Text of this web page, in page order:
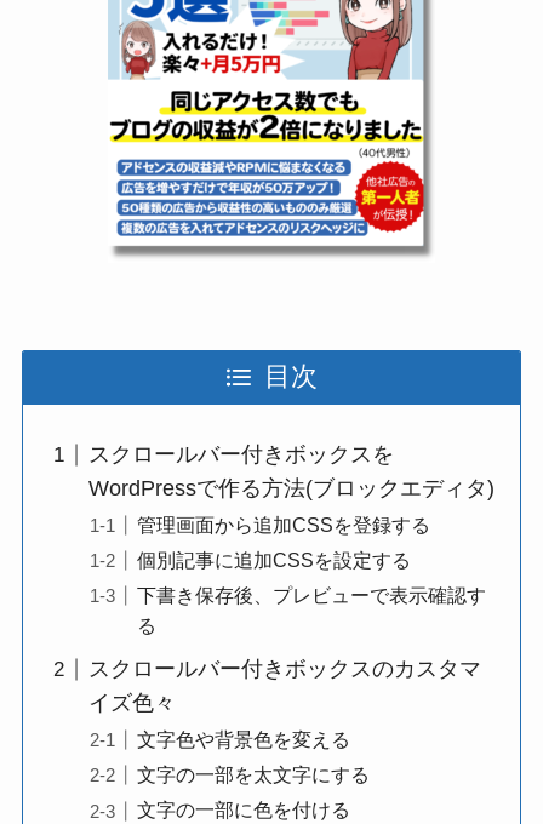
目次
スクロールバー付きボックスを
WordPressで作る方法(ブロックエディタ)
管理画面から追加CSSを登録する
個別記事に追加CSSを設定する
下書き保存後、プレビューで表示確認す
る
スクロールバー付きボックスのカスタマ
イズ色々
文字色や背景色を変える
文字の一部を太文字にする
文字の一部に色を付ける